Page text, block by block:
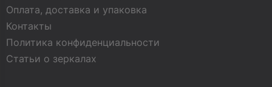
Оплата, доставка и упаковка
Контакты
Политика конфиденциальности
Статьи о зеркалах